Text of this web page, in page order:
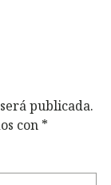
publicada.
con *